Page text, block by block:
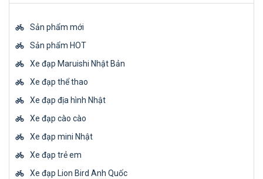
Sản phẩm mới
Sản phẩm HOT
Xe đạp Maruishi Nhật Bản
Xe đạp thể thao
Xe đạp địa hình Nhật
Xe đạp cào cào
Xe đạp mini Nhật
Xe đạp trẻ em
Xe đạp Lion Bird Anh Quốc